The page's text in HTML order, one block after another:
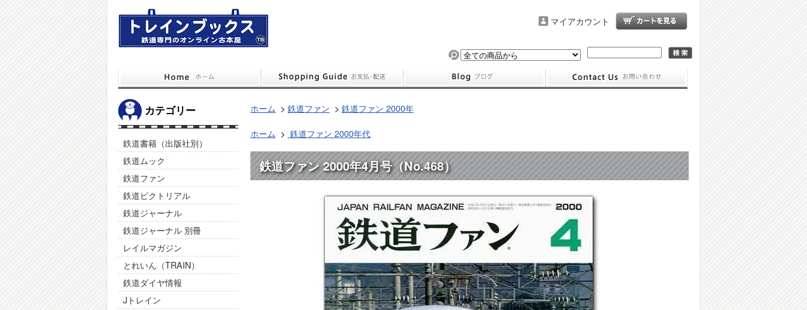
マイアカウント
カテゴリー
鉄道書籍（出版社別）
鉄道ムック
鉄道ファン
鉄道ピクトリアル
鉄道ジャーナル
鉄道ジャーナル 別冊
レイルマガジン
とれいん（TRAIN）
鉄道ダイヤ情報
Jトレイン
ホーム > 鉄道ファン > 鉄道ファン 2000年
ホーム > 鉄道ファン 2000年代
鉄道ファン 2000年4月号（No.468）